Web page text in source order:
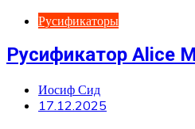
Русификаторы
Русификатор Alice
Иосиф Сид
17.12.2025